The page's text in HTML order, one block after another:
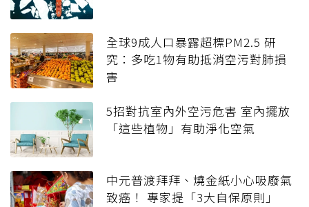
全球9成人口暴露超標PM2.5 研
究：多吃1物有助抵消空污對肺損
害
5招對抗室內外空污危害 室內擺放
「這些植物」有助淨化空氣
中元普渡拜拜、燒金紙小心吸廢氣
致癌！ 專家提「3大自保原則」